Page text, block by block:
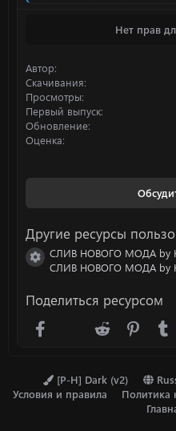
:
Нет прав
Автор
Скачивания
Просмотры
Первый выпуск
Обновление
Оценка
Другие ресурсы
Иконка ресурса
СЛИВ НОВОГО МОДА by
СЛИВ НОВОГО МОДА by
Поделиться ресурсом
FacebookX (Twitter)
Reddit
[P-H] Dark (v2)
Условия и правила
Политика